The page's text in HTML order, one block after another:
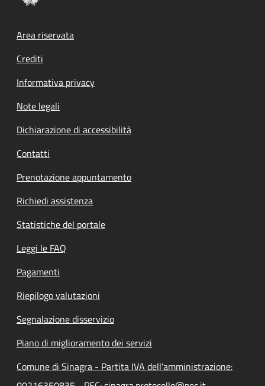
Footer menu
Area riservata
Crediti
Informativa privacy
Note legali
Dichiarazione di accessibilità
Contatti
Prenotazione appuntamento
Richiedi assistenza
Statistiche del portale
Leggi le FAQ
Pagamenti
Riepilogo valutazioni
Segnalazione disservizio
Piano di miglioramento dei servizi
Comune di Sinagra - Partita IVA dell'amministrazione: